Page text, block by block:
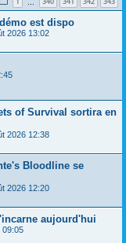
est dispo
2026 13:02
of Survival sortira en
2026 12:38
Bloodline se
2026 12:20
aujourd'hui
09:05